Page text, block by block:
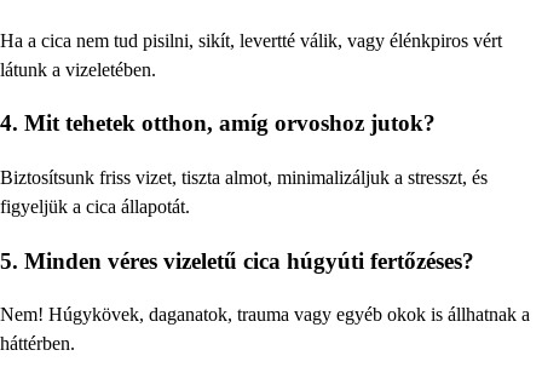
Ha a cica nem tud pisilni, sikít, levertté válik, vagy élénkpiros vért
látunk a vizeletében.
4. Mit tehetek otthon, amíg orvoshoz jutok?
Biztosítsunk friss vizet, tiszta almot, minimalizáljuk a stresszt, és
figyeljük a cica állapotát.
5. Minden véres vizeletű cica húgyúti fertőzéses?
Nem! Húgykövek, daganatok, trauma vagy egyéb okok is állhatnak a
háttérben.